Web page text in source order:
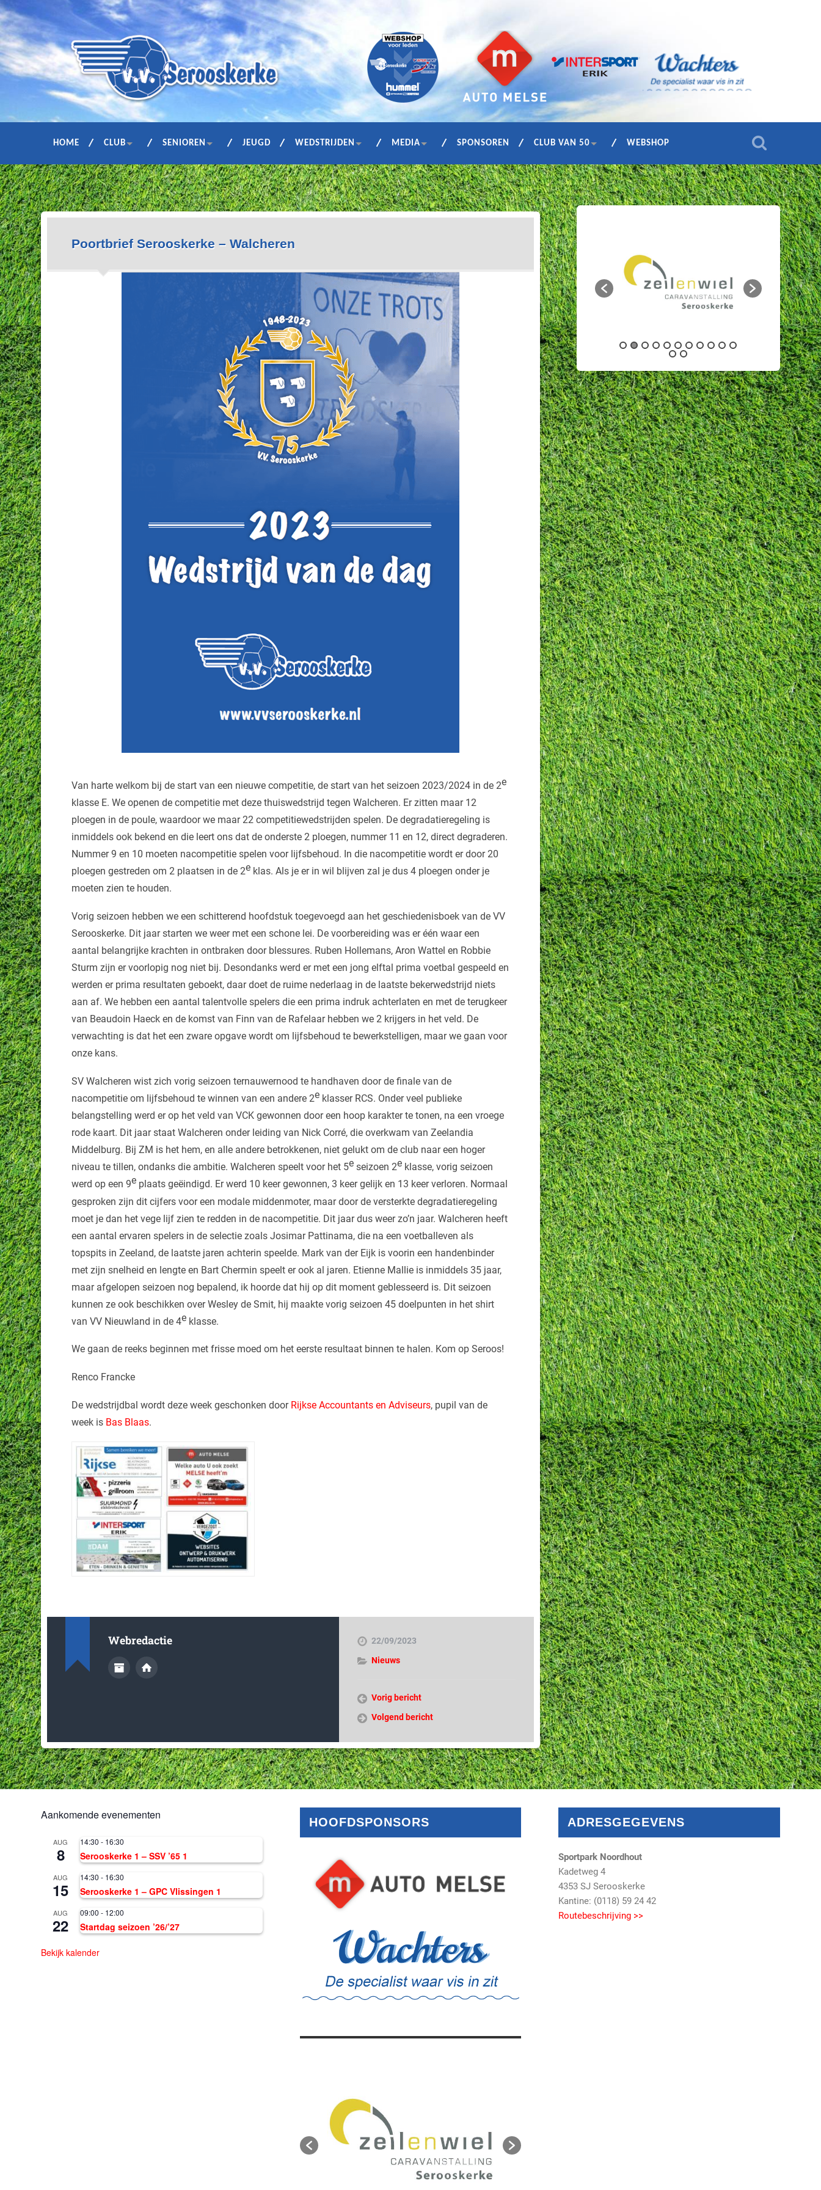
HOME CLUB SENIOREN JEUGD WEDSTRIJDEN MEDIA SPONSOREN CLUB VAN 50 WEBSHOP
Poortbrief Serooskerke – Walcheren
Van harte welkom bij de start van een nieuwe competitie, de start van het seizoen 2023/2024 in de 2e
klasse E. We openen de competitie met deze thuiswedstrijd tegen Walcheren. Er zitten maar 12
ploegen in de poule, waardoor we maar 22 competitiewedstrijden spelen. De degradatieregeling is
inmiddels ook bekend en die leert ons dat de onderste 2 ploegen, nummer 11 en 12, direct degraderen.
Nummer 9 en 10 moeten nacompetitie spelen voor lijfsbehoud. In die nacompetitie wordt er door 20
ploegen gestreden om 2 plaatsen in de 2e klas. Als je er in wil blijven zal je dus 4 ploegen onder je
moeten zien te houden.
Vorig seizoen hebben we een schitterend hoofdstuk toegevoegd aan het geschiedenisboek van de VV
Serooskerke. Dit jaar starten we weer met een schone lei. De voorbereiding was er één waar een
aantal belangrijke krachten in ontbraken door blessures. Ruben Hollemans, Aron Wattel en Robbie
Sturm zijn er voorlopig nog niet bij. Desondanks werd er met een jong elftal prima voetbal gespeeld en
werden er prima resultaten geboekt, daar doet de ruime nederlaag in de laatste bekerwedstrijd niets
aan af. We hebben een aantal talentvolle spelers die een prima indruk achterlaten en met de terugkeer
van Beaudoin Haeck en de komst van Finn van de Rafelaar hebben we 2 krijgers in het veld. De
verwachting is dat het een zware opgave wordt om lijfsbehoud te bewerkstelligen, maar we gaan voor
onze kans.
SV Walcheren wist zich vorig seizoen ternauwernood te handhaven door de finale van de
nacompetitie om lijfsbehoud te winnen van een andere 2e klasser RCS. Onder veel publieke
belangstelling werd er op het veld van VCK gewonnen door een hoop karakter te tonen, na een vroege
rode kaart. Dit jaar staat Walcheren onder leiding van Nick Corré, die overkwam van Zeelandia
Middelburg. Bij ZM is het hem, en alle andere betrokkenen, niet gelukt om de club naar een hoger
niveau te tillen, ondanks die ambitie. Walcheren speelt voor het 5e seizoen 2e klasse, vorig seizoen
werd op een 9e plaats geëindigd. Er werd 10 keer gewonnen, 3 keer gelijk en 13 keer verloren. Normaal
gesproken zijn dit cijfers voor een modale middenmoter, maar door de versterkte degradatieregeling
moet je dan het vege lijf zien te redden in de nacompetitie. Dit jaar dus weer zo’n jaar. Walcheren heeft
een aantal ervaren spelers in de selectie zoals Josimar Pattinama, die na een voetballeven als
topspits in Zeeland, de laatste jaren achterin speelde. Mark van der Eijk is voorin een handenbinder
met zijn snelheid en lengte en Bart Chermin speelt er ook al jaren. Etienne Mallie is inmiddels 35 jaar,
maar afgelopen seizoen nog bepalend, ik hoorde dat hij op dit moment geblesseerd is. Dit seizoen
kunnen ze ook beschikken over Wesley de Smit, hij maakte vorig seizoen 45 doelpunten in het shirt
van VV Nieuwland in de 4e klasse.
We gaan de reeks beginnen met frisse moed om het eerste resultaat binnen te halen. Kom op Seroos!
Renco Francke
De wedstrijdbal wordt deze week geschonken door Rijkse Accountants en Adviseurs, pupil van de
week is Bas Blaas.
Webredactie
22/09/2023
Nieuws
Vorig bericht
Volgend bericht
Aankomende evenementen
AUG
8
14:30 - 16:30
Serooskerke 1 – SSV ’65 1
AUG
15
14:30 - 16:30
Serooskerke 1 – GPC Vlissingen 1
AUG
22
09:00 - 12:00
Startdag seizoen ’26/’27
Bekijk kalender
HOOFDSPONSORS ADRESGEGEVENS
Sportpark Noordhout
Kadetweg 4
4353 SJ Serooskerke
Kantine: (0118) 59 24 42
Routebeschrijving >>